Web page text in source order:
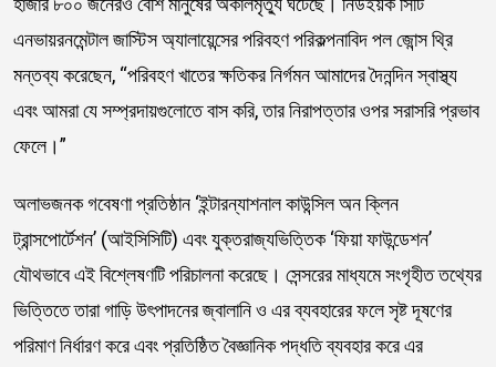
এনভায়রনমেন্টাল জাস্টিস অ্যালায়েন্সের পরিবহণ পরিকল্পনাবিদ পল জোন্স থ্রি
মন্তব্য করেছেন, “পরিবহণ খাতের ক্ষতিকর নির্গমন আমাদের দৈনন্দিন স্বাস্থ্য
এবং আমরা যে সম্প্রদায়গুলোতে বাস করি, তার নিরাপত্তার ওপর সরাসরি প্রভাব
ফেলে।”
অলাভজনক গবেষণা প্রতিষ্ঠান ‘ইন্টারন্যাশনাল কাউন্সিল অন ক্লিন
ট্রান্সপোর্টেশন’ (আইসিসিটি) এবং যুক্তরাজ্যভিত্তিক ‘ফিয়া ফাউন্ডেশন’
যৌথভাবে এই বিশ্লেষণটি পরিচালনা করেছে। সেন্সরের মাধ্যমে সংগৃহীত তথ্যের
ভিত্তিতে তারা গাড়ি উৎপাদনের জ্বালানি ও এর ব্যবহারের ফলে সৃষ্ট দূষণের
পরিমাণ নির্ধারণ করে এবং প্রতিষ্ঠিত বৈজ্ঞানিক পদ্ধতি ব্যবহার করে এর